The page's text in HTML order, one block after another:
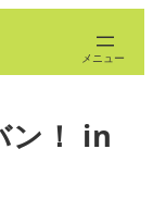
ン！ in